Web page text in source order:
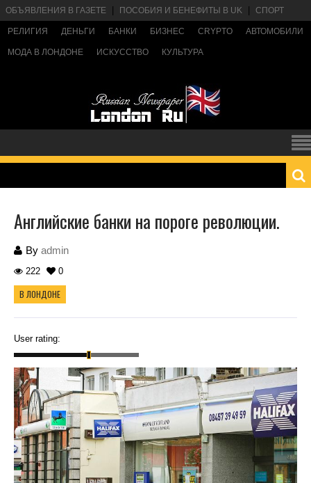
ОБЪЯВЛЕНИЯ В ГАЗЕТЕ ПОСОБИЯ И БЕНЕФИТЫ В UK СПОРТ
РЕЛИГИЯ ДЕНЬГИ БАНКИ БИЗНЕС CRYPTO АВТОМОБИЛИ
МОДА В ЛОНДОНЕ ИСКУССТВО КУЛЬТУРА
Английские банки на пороге революции.
By admin
222 0
В ЛОНДОНЕ
User rating: